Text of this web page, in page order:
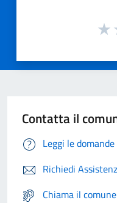
Contatta il
Leggi le
Richiedi
Chiama il